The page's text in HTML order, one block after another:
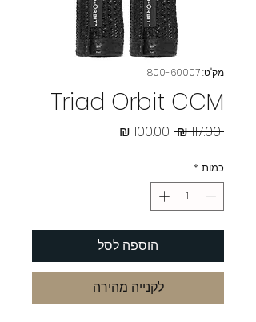
מק"ט: 800-60007
Triad Orbit CCM
‏117.00 ‏₪
מחיר
כמות *
הוספה לסל
לקנייה מהירה